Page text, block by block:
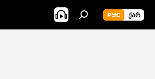
РУС ᲥᲐᲠ